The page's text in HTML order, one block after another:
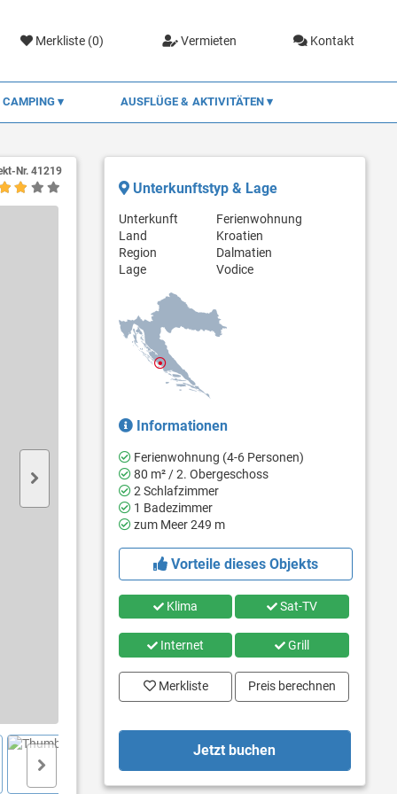
Merkliste (0) Vermieten Kontakt
CAMPING AUSFLÜGE & AKTIVITÄTEN
Nr. 41219
Unterkunftstyp & Lage
Unterkunft
Ferienwohnung
Land
Kroatien
Region
Dalmatien
Lage
Vodice
Informationen
Ferienwohnung (4-6 Personen)
80 m² / 2. Obergeschoss
2 Schlafzimmer
1 Badezimmer
zum Meer 249 m
Vorteile dieses Objekts
Klima Sat-TV
Internet Grill
Merkliste Preis berechnen
Jetzt buchen